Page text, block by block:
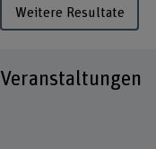
Weitere Resultate
Veranstaltungen